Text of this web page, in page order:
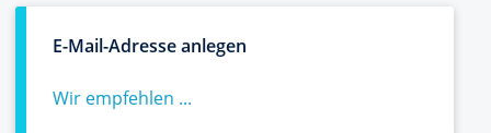
E-Mail-Adresse anlegen
Wir empfehlen ...